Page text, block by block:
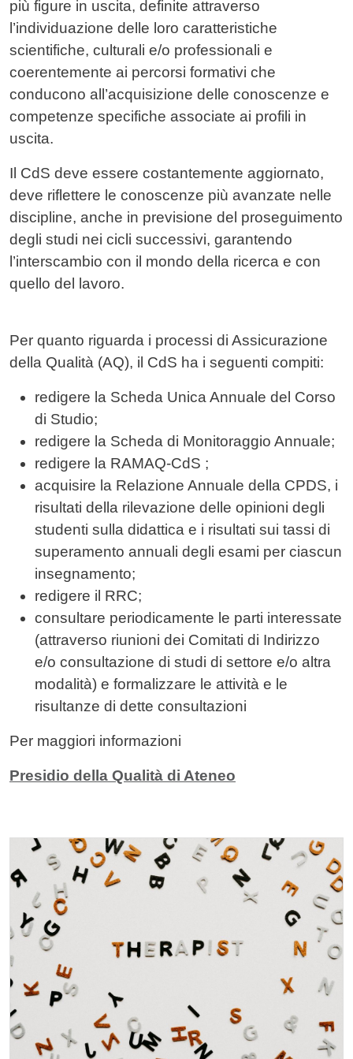
più figure in uscita, definite attraverso
l’individuazione delle loro caratteristiche
scientifiche, culturali e/o professionali e
coerentemente ai percorsi formativi che
conducono all’acquisizione delle conoscenze e
competenze specifiche associate ai profili in
uscita.
Il CdS deve essere costantemente aggiornato,
deve riflettere le conoscenze più avanzate nelle
discipline, anche in previsione del proseguimento
degli studi nei cicli successivi, garantendo
l’interscambio con il mondo della ricerca e con
quello del lavoro.
Per quanto riguarda i processi di Assicurazione
della Qualità (AQ), il CdS ha i seguenti compiti:
redigere la Scheda Unica Annuale del Corso
di Studio;
redigere la Scheda di Monitoraggio Annuale;
redigere la RAMAQ-CdS ;
acquisire la Relazione Annuale della CPDS, i
risultati della rilevazione delle opinioni degli
studenti sulla didattica e i risultati sui tassi di
superamento annuali degli esami per ciascun
insegnamento;
redigere il RRC;
consultare periodicamente le parti interessate
(attraverso riunioni dei Comitati di Indirizzo
e/o consultazione di studi di settore e/o altra
modalità) e formalizzare le attività e le
risultanze di dette consultazioni
Per maggiori informazioni
Presidio della Qualità di Ateneo
Cards
Immagine